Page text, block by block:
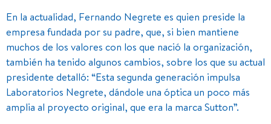
En la actualidad, Fernando Negrete es quien preside la
empresa fundada por su padre, que, si bien mantiene
muchos de los valores con los que nació la organización,
también ha tenido algunos cambios, sobre los que su actual
presidente detalló: “Esta segunda generación impulsa
Laboratorios Negrete, dándole una óptica un poco más
amplia al proyecto original, que era la marca Sutton”.